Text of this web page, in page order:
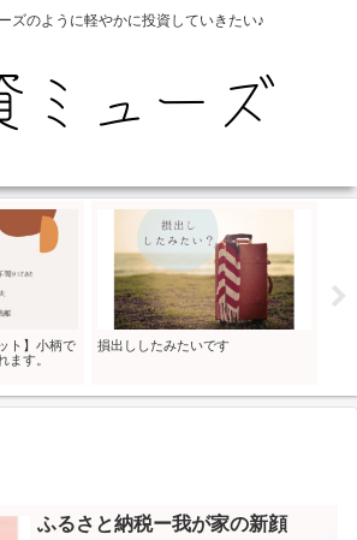
ズのように軽やかに投資していきたい♪
ト】小柄で
ます。
損出ししたみたいです
ふるさと納税ー我が家の新顔